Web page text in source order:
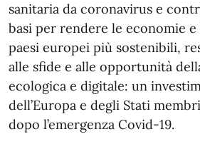
sanitaria da coronavirus e
basi per rendere le economie
paesi europei più sostenibili,
alle sfide e alle opportunità
ecologica e digitale: un
dell’Europa e degli Stati
dopo l’emergenza Covid-19.